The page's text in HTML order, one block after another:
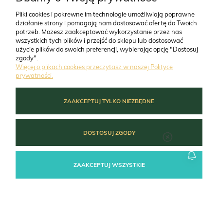
O FIRMIE
MOJE KONTO
Pliki cookies i pokrewne im technologie umożliwiają poprawne
działanie strony i pomagają nam dostosować ofertę do Twoich
potrzeb. Możesz zaakceptować wykorzystanie przez nas
wszystkich tych plików i przejść do sklepu lub dostosować
użycie plików do swoich preferencji, wybierając opcję "Dostosuj
zgody".
Więcej o plikach cookies przeczytasz w naszej Polityce
prywatności.
ZAAKCEPTUJ TYLKO NIEZBĘDNE
DOSTOSUJ ZGODY
ZAAKCEPTUJ WSZYSTKIE